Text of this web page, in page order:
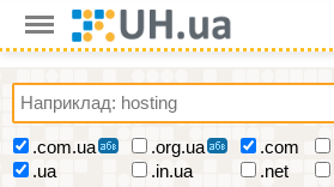
.com.ua .org.ua .com
.ua
.in.ua .net